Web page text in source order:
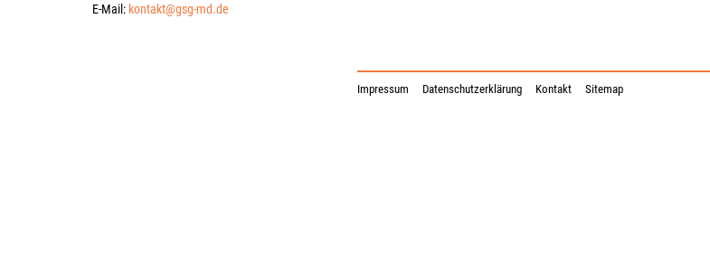
E-Mail: kontakt@gsg-md.de
Impressum Datenschutzerklärung Kontakt Sitemap